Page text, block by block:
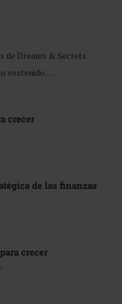
de Dreams & Secrets
sostenido …
crecer
de las finanzas
crecer